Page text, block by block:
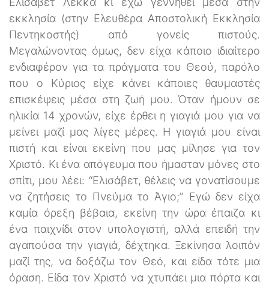
εκκλησία (στην Ελευθέρα Αποστολική Εκκλησία
Πεντηκοστής) από γονείς πιστούς.
Μεγαλώνοντας όμως, δεν είχα κάποιο ιδιαίτερο
ενδιαφέρον για τα πράγματα του Θεού, παρόλο
που ο Κύριος είχε κάνει κάποιες θαυμαστές
επισκέψεις μέσα στη ζωή μου. Όταν ήμουν σε
ηλικία 14 χρονών, είχε έρθει η γιαγιά μου για να
μείνει μαζί μας λίγες μέρες. Η γιαγιά μου είναι
πιστή και είναι εκείνη που μας μίλησε για τον
Χριστό. Κι ένα απόγευμα που ήμασταν μόνες στο
σπίτι, μου λέει: “Ελισάβετ, θέλεις να γονατίσουμε
να ζητήσεις το Πνεύμα το Άγιο;” Εγώ δεν είχα
καμία όρεξη βέβαια, εκείνη την ώρα έπαιζα κι
ένα παιχνίδι στον υπολογιστή, αλλά επειδή την
αγαπούσα την γιαγιά, δέχτηκα. Ξεκίνησα λοιπόν
μαζί της, να δοξάζω τον Θεό, και είδα τότε μια
όραση. Είδα τον Χριστό να χτυπάει μια πόρτα και